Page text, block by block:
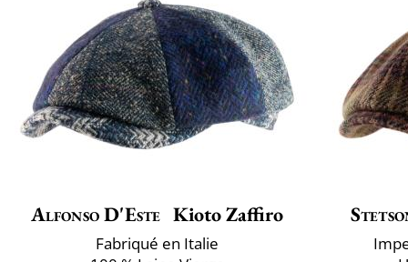
Alfonso D'Este Kioto Zaffiro
Fabriqué en Italie